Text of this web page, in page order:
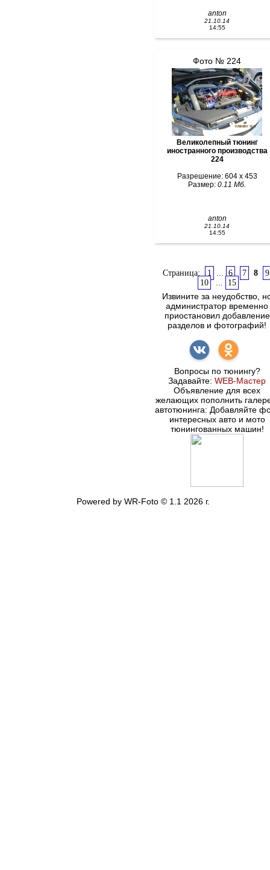
anton
21.10.14
14:55
Фото № 224
Великолепный тюнинг
иностранного производства
224
Разрешение: 604 x 453
Размер: 0.11 Мб.
anton
21.10.14
14:55
Страница: 1 ... 6 7 8
9
10 ... 15
Извините за неудобство,
администратор временно
приостановил добавление
разделов и фотографий!
Вопросы по тюнингу?
Задавайте: WEB-Мастер
Объявление для всех
желающих пополнить
автотюнинга: Добавляйте
интересных авто и мото
тюнингованных машин!
Powered by WR-Foto © 1.1 2026 г.